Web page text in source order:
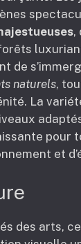
,
de
naturels,
La
pour
et
des arts,